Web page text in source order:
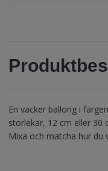
En vacker ballong i
storlekar, 12 cm eller 30
Mixa och matcha hur du